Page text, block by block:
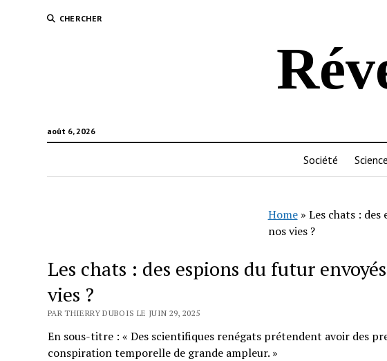
CHERCHER
août 6, 2026
Société
Home» Les chats :
nos vies ?
Les chats : des espions du futur
vies ?
PAR THIERRY DUBOIS LE JUIN 29, 2025
En sous-titre : « Des scientifiques renégats prétendent avoir des
conspiration temporelle de grande ampleur. »